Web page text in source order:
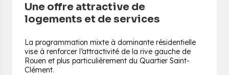
Une offre attractive de
logements et de services
La programmation mixte à dominante résidentielle
vise à renforcer l’attractivité de la rive gauche de
Rouen et plus particulièrement du Quartier Saint-
Clément.